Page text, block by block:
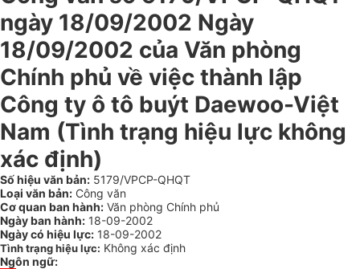
ngày 18/09/2002 Ngày
18/09/2002 của Văn phòng
Chính phủ về việc thành lập
Công ty ô tô buýt Daewoo-Việt
Nam (Tình trạng hiệu lực không
xác định)
Số hiệu văn bản: 5179/VPCP-QHQT
Loại văn bản: Công văn
Cơ quan ban hành: Văn phòng Chính phủ
Ngày ban hành: 18-09-2002
Ngày có hiệu lực: 18-09-2002
Tình trạng hiệu lực: Không xác định
Ngôn ngữ: